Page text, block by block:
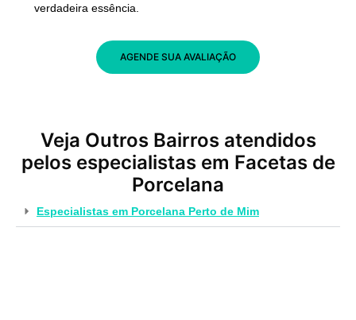
verdadeira essência.
AGENDE SUA AVALIAÇÃO
Veja Outros Bairros atendidos
pelos especialistas em Facetas de
Porcelana
Especialistas em Porcelana Perto de Mim